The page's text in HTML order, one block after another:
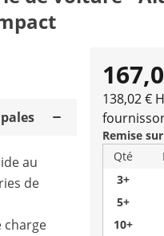
138,02 €
Remise
Qté
3+
5+
10+
au
de
charge